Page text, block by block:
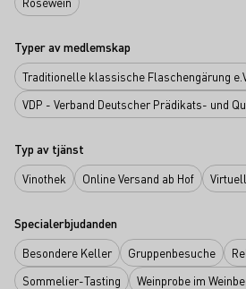
Typer av medlemskap
Traditionelle klassische Flaschengärung
VDP - Verband Deutscher Prädikats- und
Typ av tjänst
Vinothek Online Versand ab Hof
Specialerbjudanden
Besondere Keller Gruppenbesuche
Sommelier-Tasting
Weinprobe im